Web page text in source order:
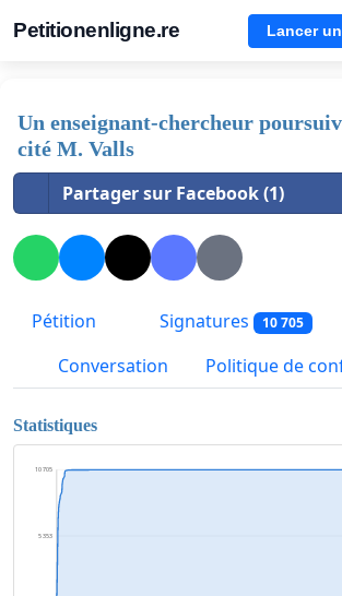
Petitionenligne.re Lancer
Un enseignant-chercheur
cité M. Valls
Partager sur Facebook (1)
Pétition Signatures 10 705
Conversation Politique de
Statistiques
5 353
10 705